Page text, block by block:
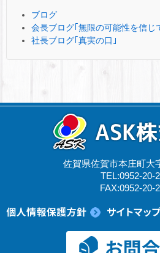
ブログ
会長ブログ｢無限の可能性を信じ
社長ブログ｢真実の口｣
佐賀県佐賀市本庄町大
TEL:0952-20-
FAX:0952-20-